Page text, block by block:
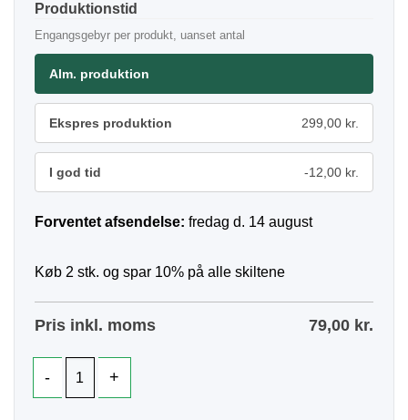
Produktionstid
Engangsgebyr per produkt, uanset antal
Alm. produktion
Ekspres produktion 299,00 kr.
I god tid -12,00 kr.
Forventet afsendelse: fredag d. 14 august
Køb 2 stk. og spar 10% på alle skiltene
Pris inkl. moms 79,00 kr.